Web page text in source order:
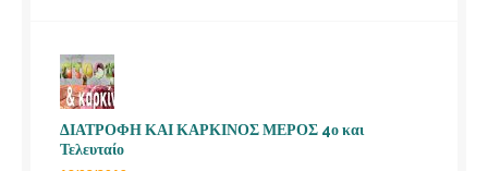
ΔΙΑΤΡΟΦΗ ΚΑΙ ΚΑΡΚΙΝΟΣ ΜΕΡΟΣ 4ο και
Τελευταίο